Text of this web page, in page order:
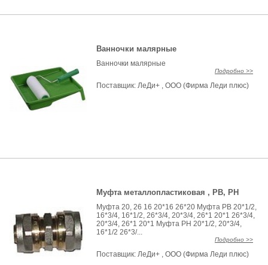
Ванночки малярные
Ванночки малярные
Подробно >>
Поставщик:ЛеДи+ , ООО (Фирма Леди плюс)
Муфта металлопластиковая , РВ, РН
Муфта 20, 26 16 20*16 26*20 Муфта РВ 20*1/2,
16*3/4, 16*1/2, 26*3/4, 20*3/4, 26*1 20*1 26*3/4,
20*3/4, 26*1 20*1 Муфта РН 20*1/2, 20*3/4,
16*1/2 26*3/...
Подробно >>
Поставщик:ЛеДи+ , ООО (Фирма Леди плюс)